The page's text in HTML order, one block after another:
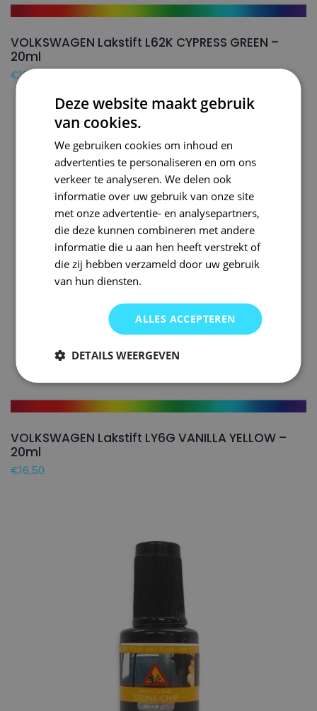
VOLKSWAGEN Lakstift L62K CYPRESS GREEN –
20ml
€16,50
VOLKSWAGEN Lakstift LY6G VANILLA YELLOW –
20ml
€16,50
Deze website maakt gebruik
van cookies.
We gebruiken cookies om inhoud en
advertenties te personaliseren en om ons
verkeer te analyseren. We delen ook
informatie over uw gebruik van onze site
met onze advertentie- en analysepartners,
die deze kunnen combineren met andere
informatie die u aan hen heeft verstrekt of
die zij hebben verzameld door uw gebruik
van hun diensten.
ALLES ACCEPTEREN
DETAILS WEERGEVEN